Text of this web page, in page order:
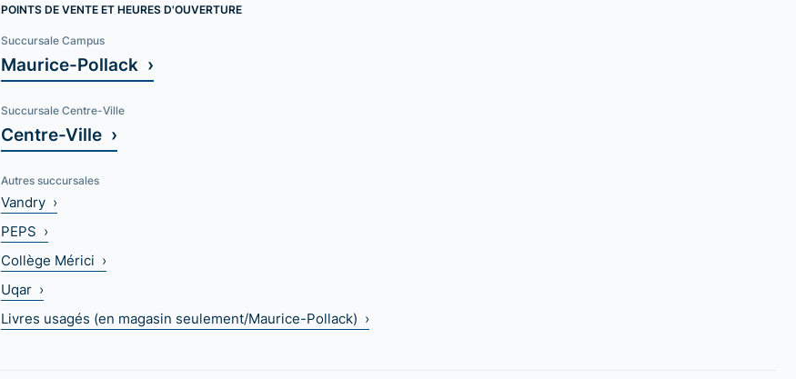
POINTS DE VENTE ET HEURES D'OUVERTURE
Succursale Campus
Maurice-Pollack ›
Succursale Centre-Ville
Centre-Ville ›
Autres succursales
Vandry ›
PEPS ›
Collège Mérici ›
Uqar ›
Livres usagés (en magasin seulement/Maurice-Pollack) ›